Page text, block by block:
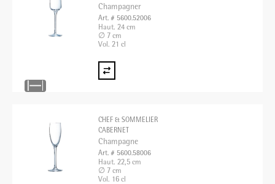
Champagner
Art. # 5600.52006
Haut. 24 cm
∅ 7 cm
Vol. 21 cl
CHEF & SOMMELIER
CABERNET
Champagne
Art. # 5600.58006
Haut. 22,5 cm
∅ 7 cm
Vol. 16 cl